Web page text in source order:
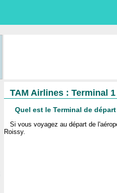
TAM Airlines : Terminal
Quel est le Terminal de
Si vous voyagez au départ de
Roissy.